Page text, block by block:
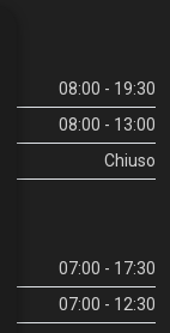
08:00 - 19:30
08:00 - 13:00
Chiuso
07:00 - 17:30
07:00 - 12:30